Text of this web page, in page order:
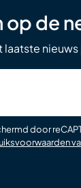
op de
laatste
door